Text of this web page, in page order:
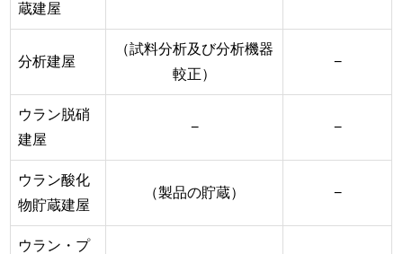
蔵建屋
分析建屋
（試料分析及び分析機器
較正）
−
ウラン脱硝
建屋
− −
ウラン酸化
物貯蔵建屋
（製品の貯蔵） −
ウラン・プ